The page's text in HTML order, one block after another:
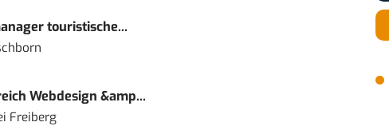
touristische...
Webdesign &amp...
Freiberg